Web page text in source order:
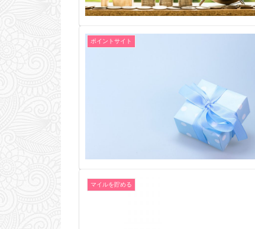
ポイントサイト
マイルを貯める